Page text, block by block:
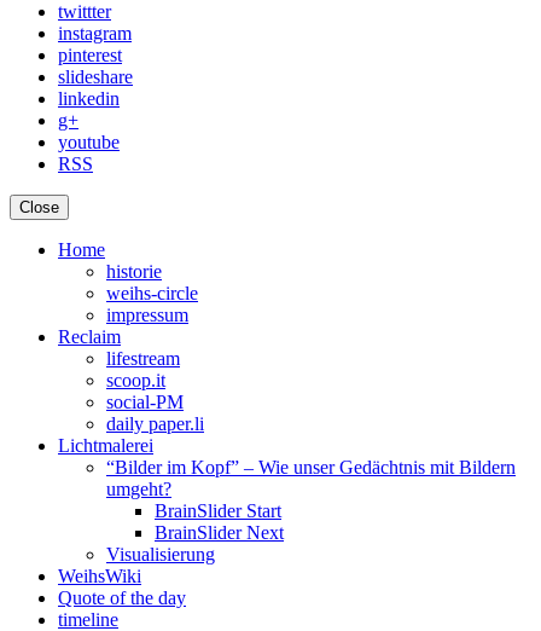
twittter
instagram
pinterest
slideshare
linkedin
g+
youtube
RSS
Close
Home
historie
weihs-circle
impressum
Reclaim
lifestream
scoop.it
social-PM
daily paper.li
Lichtmalerei
“Bilder im Kopf” – Wie unser Gedächtnis mit Bildern
umgeht?
BrainSlider Start
BrainSlider Next
Visualisierung
WeihsWiki
Quote of the day
timeline